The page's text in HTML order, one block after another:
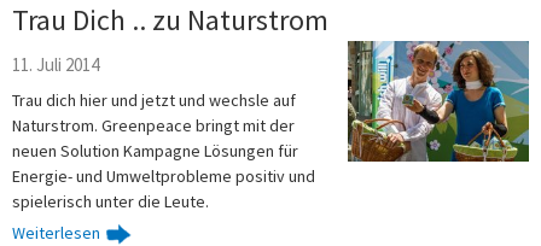
Trau Dich .. zu Naturstrom
11. Juli 2014
Trau dich hier und jetzt und wechsle auf
Naturstrom. Greenpeace bringt mit der
neuen Solution Kampagne Lösungen für
Energie- und Umweltprobleme positiv und
spielerisch unter die Leute.
Weiterlesen